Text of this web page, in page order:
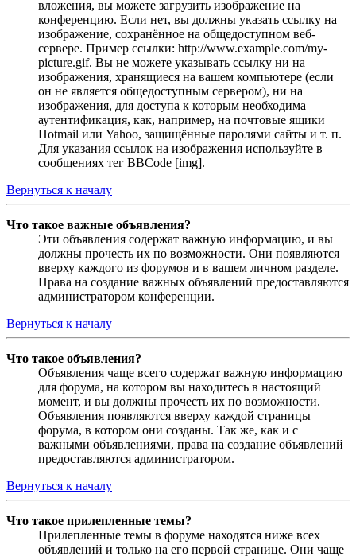
вложения, вы можете загрузить изображение на
конференцию. Если нет, вы должны указать ссылку на
изображение, сохранённое на общедоступном веб-
сервере. Пример ссылки: http://www.example.com/my-
picture.gif. Вы не можете указывать ссылку ни на
изображения, хранящиеся на вашем компьютере (если
он не является общедоступным сервером), ни на
изображения, для доступа к которым необходима
аутентификация, как, например, на почтовые ящики
Hotmail или Yahoo, защищённые паролями сайты и т. п.
Для указания ссылок на изображения используйте в
сообщениях тег BBCode [img].
Вернуться к началу
Что такое важные объявления?
Эти объявления содержат важную информацию, и вы
должны прочесть их по возможности. Они появляются
вверху каждого из форумов и в вашем личном разделе.
Права на создание важных объявлений предоставляются
администратором конференции.
Вернуться к началу
Что такое объявления?
Объявления чаще всего содержат важную информацию
для форума, на котором вы находитесь в настоящий
момент, и вы должны прочесть их по возможности.
Объявления появляются вверху каждой страницы
форума, в котором они созданы. Так же, как и с
важными объявлениями, права на создание объявлений
предоставляются администратором.
Вернуться к началу
Что такое прилепленные темы?
Прилепленные темы в форуме находятся ниже всех
объявлений и только на его первой странице. Они чаще